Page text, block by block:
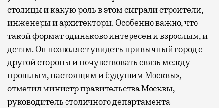
столицы и какую роль в этом сыграли строители,
инженеры и архитекторы. Особенно важно, что
такой формат одинаково интересен и взрослым, и
детям. Он позволяет увидеть привычный город с
другой стороны и почувствовать связь между
прошлым, настоящим и будущим Москвы», —
отметил министр правительства Москвы,
руководитель столичного департамента